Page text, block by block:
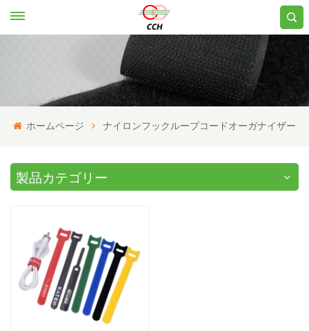
ホームページ ナイロンフックループコードオーガナイザー
製品カテゴリー